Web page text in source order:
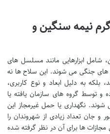
نیمه سنگین و
ابزارهایی مانند مسلسل های
های جنگی می شوند. این سلاح ها نه
بلکه به دلیل ابعاد و نوع کاربری،
و توسط گروه های سازمان یافته یا
شوند. نگهداری یا حمل غیرمجاز این
جان تعداد زیادی از شهروندان را
مجازات ها برای آن در نظر گرفته شده